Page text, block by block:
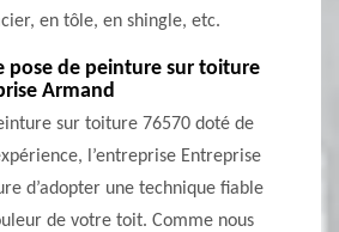
en tôle, en shingle, etc.
pose de peinture sur toiture
Armand
sur toiture 76570 doté de
l’entreprise Entreprise
d’adopter une technique fiable
de votre toit. Comme nous